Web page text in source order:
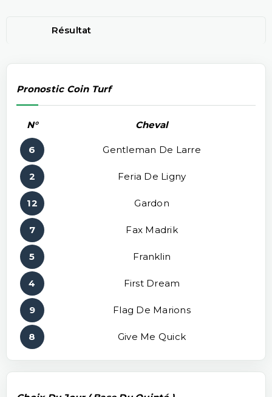
Résultat
Pronostic Coin Turf
N° Cheval
6 Gentleman De Larre
2 Feria De Ligny
12 Gardon
7 Fax Madrik
5 Franklin
4 First Dream
9 Flag De Marions
8 Give Me Quick